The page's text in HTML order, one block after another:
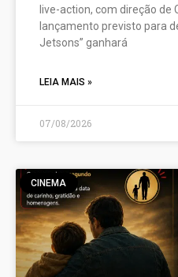
live-action, com direção de
lançamento previsto para
Jetsons” ganhará
LEIA MAIS »
07/08/2026
CINEMA